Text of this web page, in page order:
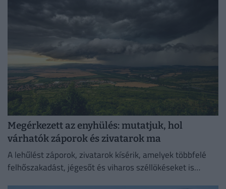
Megérkezett az enyhülés: mutatjuk, hol
várhatók záporok és zivatarok ma
A lehűlést záporok, zivatarok kísérik, amelyek többfelé
felhőszakadást, jégesőt és viharos széllökéseket is